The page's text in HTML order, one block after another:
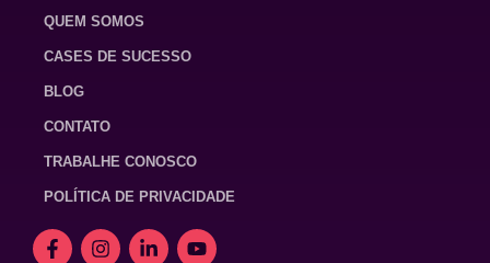
QUEM SOMOS
CASES DE SUCESSO
BLOG
CONTATO
TRABALHE CONOSCO
POLÍTICA DE PRIVACIDADE